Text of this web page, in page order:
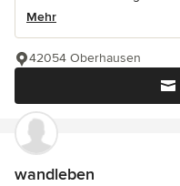
Mehr
42054 Oberhausen
wandleben